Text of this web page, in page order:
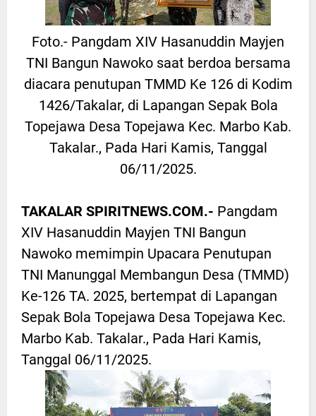
Foto.- Pangdam XIV Hasanuddin Mayjen
TNI Bangun Nawoko saat berdoa bersama
diacara penutupan TMMD Ke 126 di Kodim
1426/Takalar, di Lapangan Sepak Bola
Topejawa Desa Topejawa Kec. Marbo Kab.
Takalar., Pada Hari Kamis, Tanggal
06/11/2025.
TAKALAR SPIRITNEWS.COM.- Pangdam
XIV Hasanuddin Mayjen TNI Bangun
Nawoko memimpin Upacara Penutupan
TNI Manunggal Membangun Desa (TMMD)
Ke-126 TA. 2025, bertempat di Lapangan
Sepak Bola Topejawa Desa Topejawa Kec.
Marbo Kab. Takalar., Pada Hari Kamis,
Tanggal 06/11/2025.